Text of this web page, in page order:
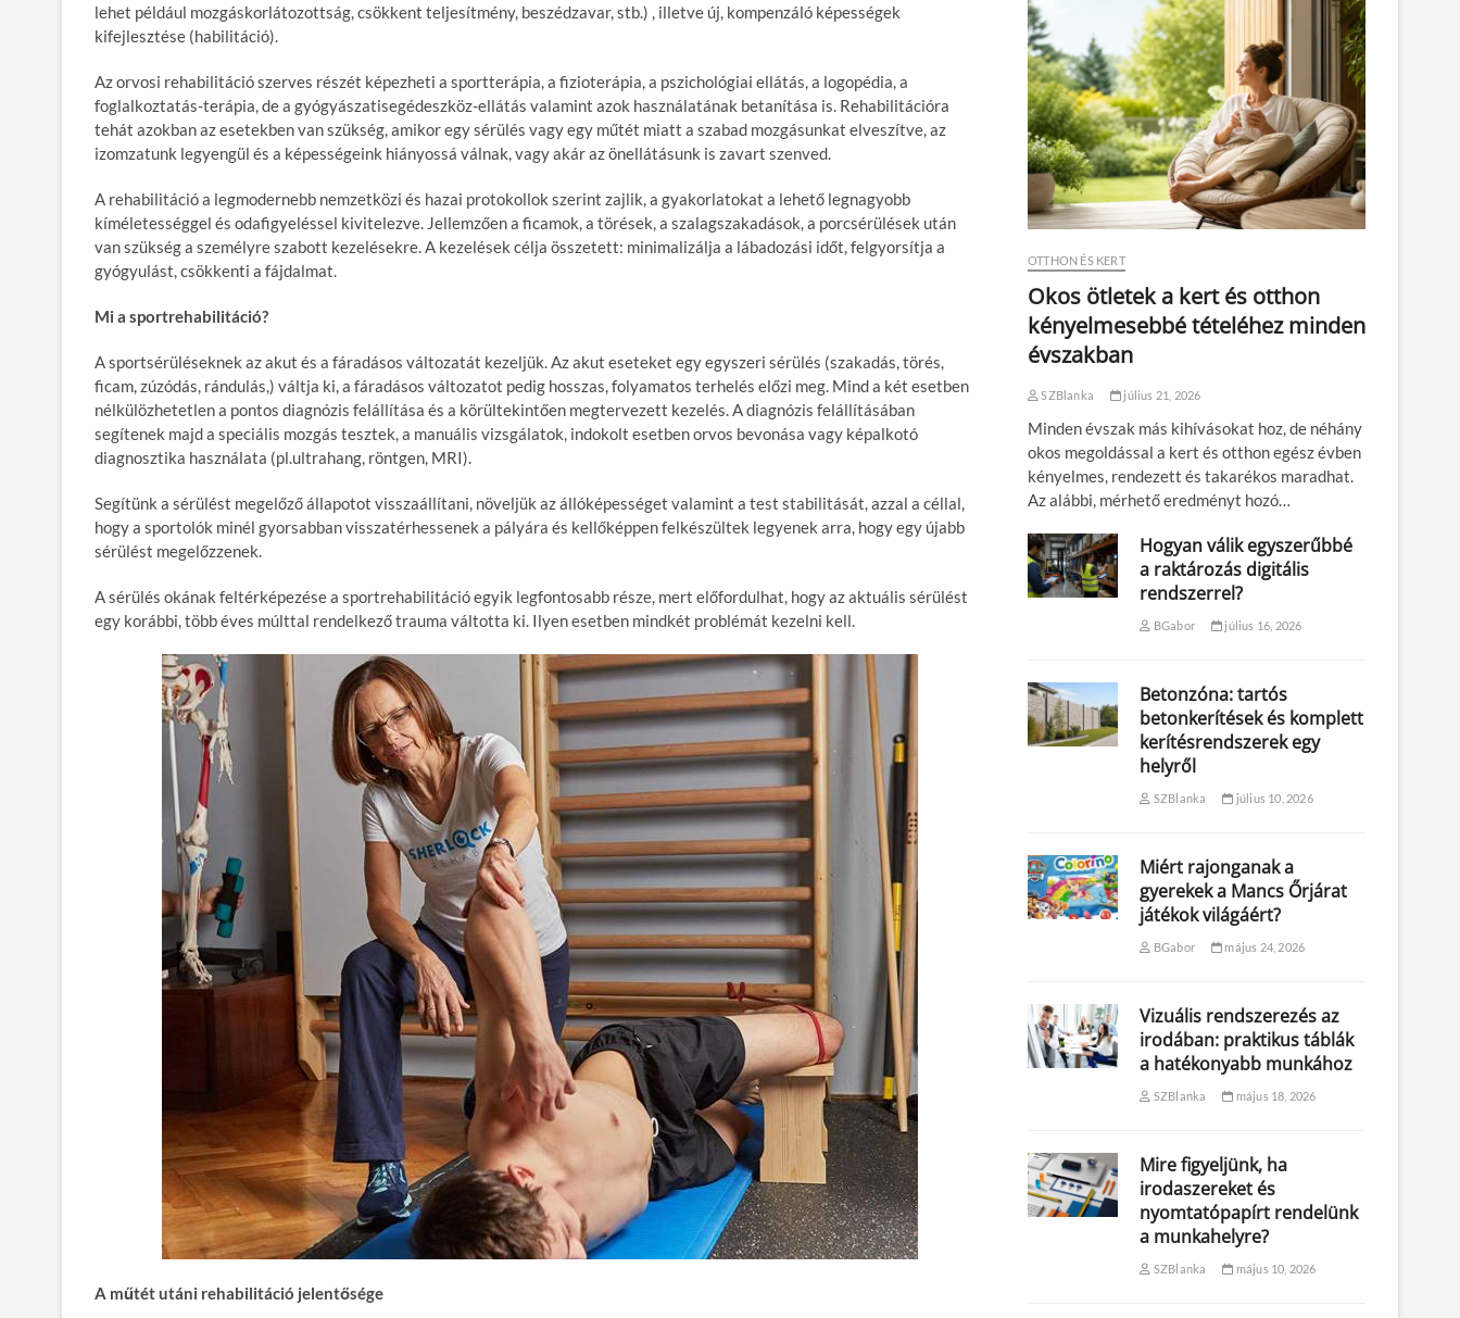
lehet például mozgáskorlátozottság, csökkent teljesítmény, beszédzavar, stb.) , illetve új, kompenzáló képességek
kifejlesztése (habilitáció).
Az orvosi rehabilitáció szerves részét képezheti a sportterápia, a fizioterápia, a pszichológiai ellátás, a logopédia, a
foglalkoztatás-terápia, de a gyógyászatisegédeszköz-ellátás valamint azok használatának betanítása is. Rehabilitációra
tehát azokban az esetekben van szükség, amikor egy sérülés vagy egy műtét miatt a szabad mozgásunkat elveszítve, az
izomzatunk legyengül és a képességeink hiányossá válnak, vagy akár az önellátásunk is zavart szenved.
A rehabilitáció a legmodernebb nemzetközi és hazai protokollok szerint zajlik, a gyakorlatokat a lehető legnagyobb
kíméletességgel és odafigyeléssel kivitelezve. Jellemzően a ficamok, a törések, a szalagszakadások, a porcsérülések után
van szükség a személyre szabott kezelésekre. A kezelések célja összetett: minimalizálja a lábadozási időt, felgyorsítja a
gyógyulást, csökkenti a fájdalmat.
Mi a sportrehabilitáció?
A sportsérüléseknek az akut és a fáradásos változatát kezeljük. Az akut eseteket egy egyszeri sérülés (szakadás, törés,
ficam, zúzódás, rándulás,) váltja ki, a fáradásos változatot pedig hosszas, folyamatos terhelés előzi meg. Mind a két esetben
nélkülözhetetlen a pontos diagnózis felállítása és a körültekintően megtervezett kezelés. A diagnózis felállításában
segítenek majd a speciális mozgás tesztek, a manuális vizsgálatok, indokolt esetben orvos bevonása vagy képalkotó
diagnosztika használata (pl.ultrahang, röntgen, MRI).
Segítünk a sérülést megelőző állapotot visszaállítani, növeljük az állóképességet valamint a test stabilitását, azzal a céllal,
hogy a sportolók minél gyorsabban visszatérhessenek a pályára és kellőképpen felkészültek legyenek arra, hogy egy újabb
sérülést megelőzzenek.
A sérülés okának feltérképezése a sportrehabilitáció egyik legfontosabb része, mert előfordulhat, hogy az aktuális sérülést
egy korábbi, több éves múlttal rendelkező trauma váltotta ki. Ilyen esetben mindkét problémát kezelni kell.
A műtét utáni rehabilitáció jelentősége
OTTHON ÉS KERT
Okos ötletek a kert és otthon
kényelmesebbé tételéhez minden
évszakban
SZBlanka július 21, 2026
Minden évszak más kihívásokat hoz, de néhány
okos megoldással a kert és otthon egész évben
kényelmes, rendezett és takarékos maradhat.
Az alábbi, mérhető eredményt hozó…
Hogyan válik egyszerűbbé
a raktározás digitális
rendszerrel?
BGabor július 16, 2026
Betonzóna: tartós
betonkerítések és komplett
kerítésrendszerek egy
helyről
SZBlanka július 10, 2026
Miért rajonganak a
gyerekek a Mancs Őrjárat
játékok világáért?
BGabor május 24, 2026
Vizuális rendszerezés az
irodában: praktikus táblák
a hatékonyabb munkához
SZBlanka május 18, 2026
Mire figyeljünk, ha
irodaszereket és
nyomtatópapírt rendelünk
a munkahelyre?
SZBlanka május 10, 2026